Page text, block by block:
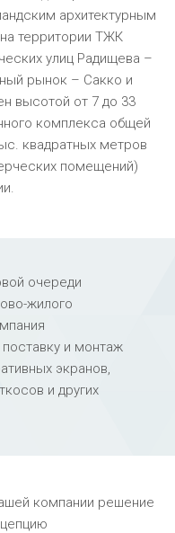
архитектурным
территории ТЖК
улиц Радищева –
рынок – Сакко и
высотой от 7 до 33
комплекса общей
квадратных метров
помещений)
очереди
жилого
и монтаж
экранов,
и других
компании решение